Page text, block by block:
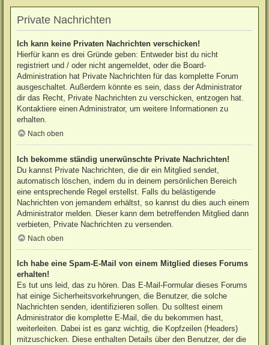
Private Nachrichten
Ich kann keine Privaten Nachrichten verschicken!
Hierfür kann es drei Gründe geben: Entweder bist du nicht
registriert und / oder nicht angemeldet, oder die Board-
Administration hat Private Nachrichten für das komplette Forum
ausgeschaltet. Außerdem könnte es sein, dass der Administrator
dir das Recht, Private Nachrichten zu verschicken, entzogen hat.
Kontaktiere einen Administrator, um weitere Informationen zu
erhalten.
Nach oben
Ich bekomme ständig unerwünschte Private Nachrichten!
Du kannst Private Nachrichten, die dir ein Mitglied sendet,
automatisch löschen, indem du in deinem persönlichen Bereich
eine entsprechende Regel erstellst. Falls du belästigende
Nachrichten von jemandem erhältst, so kannst du dies auch einem
Administrator melden. Dieser kann dem betreffenden Mitglied dann
verbieten, Private Nachrichten zu versenden.
Nach oben
Ich habe eine Spam-E-Mail von einem Mitglied dieses Forums
erhalten!
Es tut uns leid, das zu hören. Das E-Mail-Formular dieses Forums
hat einige Sicherheitsvorkehrungen, die Benutzer, die solche
Nachrichten senden, identifizieren sollen. Du solltest einem
Administrator die komplette E-Mail, die du bekommen hast,
weiterleiten. Dabei ist es ganz wichtig, die Kopfzeilen (Headers)
mitzuschicken. Diese enthalten Details über den Benutzer, der die